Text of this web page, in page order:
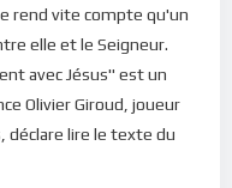
rend vite compte qu'un
elle et le Seigneur.
avec Jésus" est un
Olivier Giroud, joueur
déclare lire le texte du